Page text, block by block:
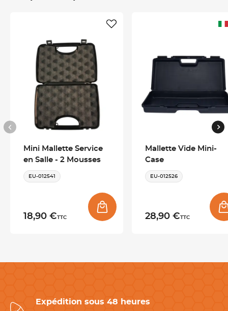
Télécharger la fiche produit
Mini Mallette Service
en Salle - 2 Mousses
EU-012541
18,90 €TTC
Mallette Vide Mini-
Case
EU-012526
28,90 €TTC
Expédition sous 48 heures